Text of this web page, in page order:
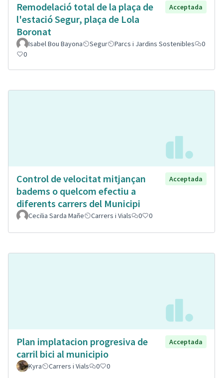
Remodelació total de la plaça de
l'estació Segur, plaça de Lola
Boronat
Acceptada
Isabel Bou Bayona Segur Parcs i Jardins Sostenibles
0
0
Control de velocitat mitjançan
badems o quelcom efectiu a
diferents carrers del Municipi
Acceptada
Cecilia Sarda Mañe Carrers i Vials 0 0
Plan implatacion progresiva de
carril bici al municipio
Acceptada
Kyra Carrers i Vials 0 0